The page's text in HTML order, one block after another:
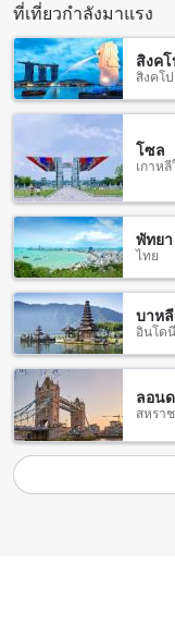
การเดินทางจากสนา
Farmhouse Near
การเดินทางจากสน
Shivaji Maharaj
ระมาณ 70 กิโลเมต
เที่ยวที่ต้องการไปยัง
Point Lonavala คุณส
จะใช้เวลาประมาณ
โดยเส้นทางหลักจะผ่
ทิวทัศน์สวยงามของภู
อีกทางเลือกหนึ่งคือก
(Pune Airport) ซึ่งอ
กิโลเมตร การเดินทา
ชั่วโมง โดยคุณสามา
บริการอย่างสะดวกส
ทางต่อไปยัง Nature
ท้องถิ่นหรือรถเช่าที่มี
สัมผัสกับบรรยากาศข
เต็มที่.
สำรวจแหล่งท่องเที่ย
มากมายโดยรอบ หนึ่
ที่เที่ยวกำลังมาแรง
สิงค
สิงคโ
โซล
เกาห
พัทยา
ไทย
บาหลี
อินโด
ลอน
สหรา